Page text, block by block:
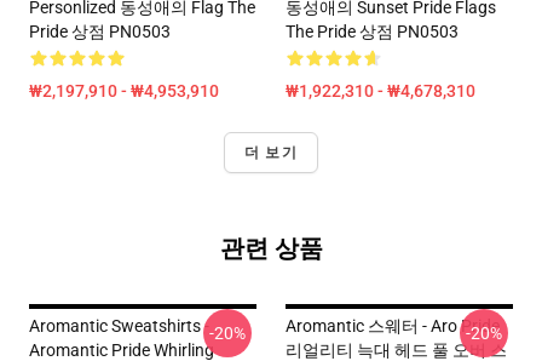
Personlized 동성애의 Flag The
Pride 상점 PN0503
₩2,197,910 - ₩4,953,910
동성애의 Sunset Pride Flags
The Pride 상점 PN0503
₩1,922,310 - ₩4,678,310
더 보기
관련 상품
Aromantic Sweatshirts -
Aromantic Pride Whirling
-20%
Aromantic 스웨터 - Aro Pride
리얼리티 늑대 헤드 풀 오버 스
-20%